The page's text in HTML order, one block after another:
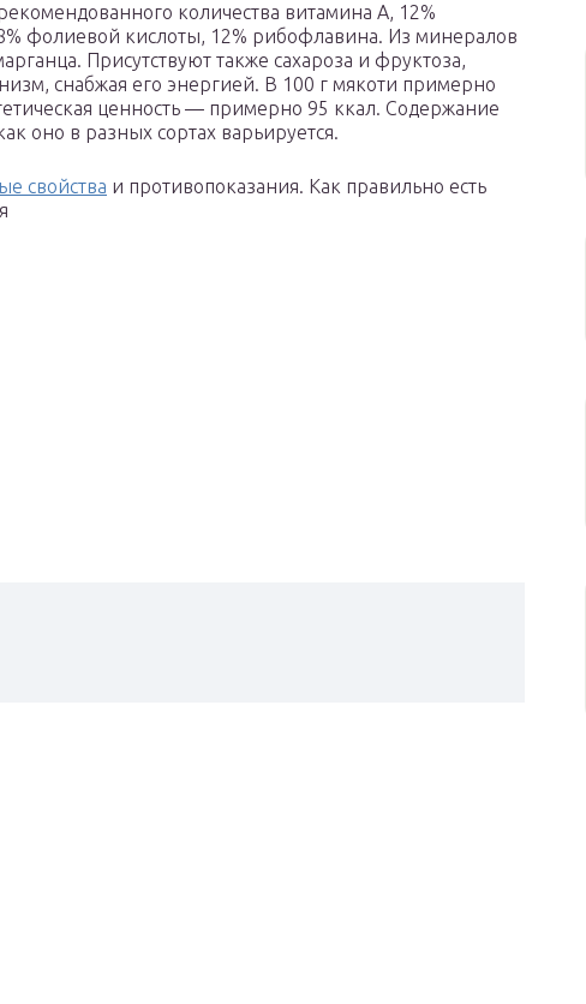
количества витамина A, 12%
фолиевой кислоты, 12% рибофлавина. Из минералов
Присутствуют также сахароза и фруктоза,
снабжая его энергией. В 100 г мякоти примерно
ценность — примерно 95 ккал. Содержание
оно в разных сортах варьируется.
свойства и противопоказания. Как правильно есть